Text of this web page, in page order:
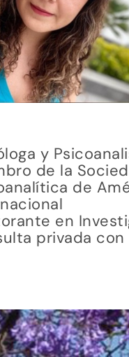
y
de la
de
en
privada